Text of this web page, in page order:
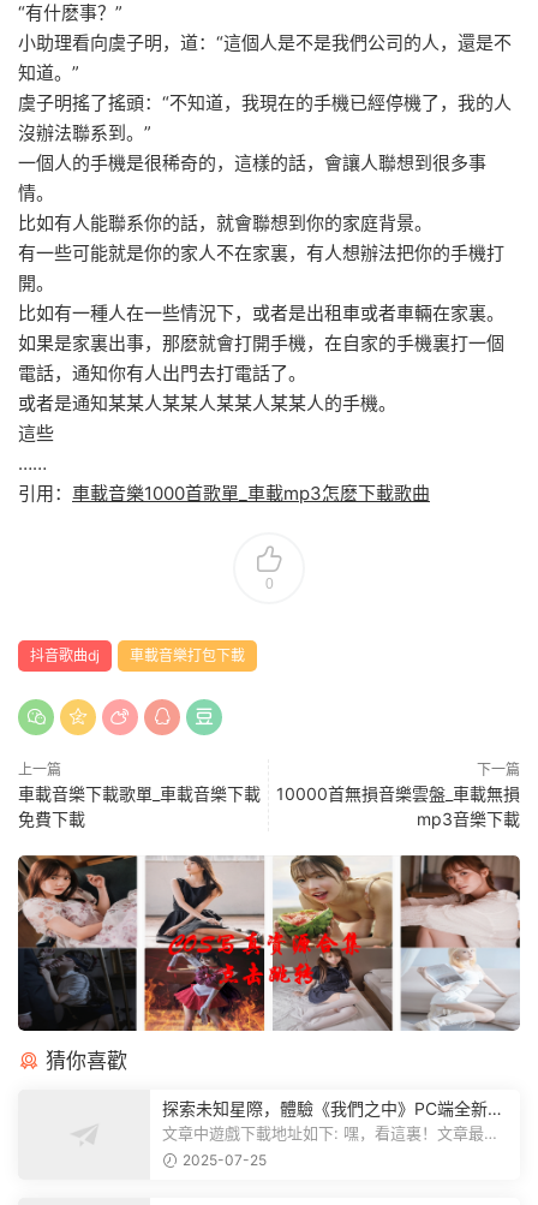
“有什麽事？”
小助理看向虞子明，道：“這個人是不是我們公司的人，還是不
知道。”
虞子明搖了搖頭：“不知道，我現在的手機已經停機了，我的人
沒辦法聯系到。”
一個人的手機是很稀奇的，這樣的話，會讓人聯想到很多事
情。
比如有人能聯系你的話，就會聯想到你的家庭背景。
有一些可能就是你的家人不在家裏，有人想辦法把你的手機打
開。
比如有一種人在一些情況下，或者是出租車或者車輛在家裏。
如果是家裏出事，那麽就會打開手機，在自家的手機裏打一個
電話，通知你有人出門去打電話了。
或者是通知某某人某某人某某人某某人的手機。
這些
……
引用： 車載音樂1000首歌單_車載mp3怎麽下載歌曲
0
抖音歌曲dj 車載音樂打包下載
上一篇
車載音樂下載歌單_車載音樂下載
免費下載
下一篇
10000首無損音樂雲盤_車載無損
mp3音樂下載
猜你喜歡
探索未知星際，體驗《我們之中》PC端全新版
本
文章中遊戲下載地址如下: 嘿，看這裏！文章最後
有個圖片，點一下就能加入我們遊...
2025-07-25